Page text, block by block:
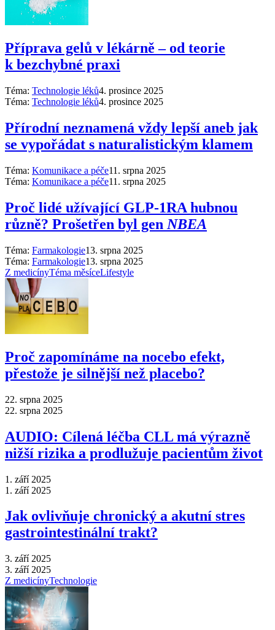
Příprava gelů v lékárně –⁠ od teorie
k bezchybné praxi
Téma: Technologie léků4. prosince 2025
Téma: Technologie léků4. prosince 2025
Přírodní neznamená vždy lepší aneb jak
se vypořádat s naturalistickým klamem
Téma: Komunikace a péče11. srpna 2025
Téma: Komunikace a péče11. srpna 2025
Proč lidé užívající GLP-1RA hubnou
různě? Prošetřen byl gen NBEA
Téma: Farmakologie13. srpna 2025
Téma: Farmakologie13. srpna 2025
Z medicínyTéma měsíceLifestyle
Proč zapomínáme na nocebo efekt,
přestože je silnější než placebo?
22. srpna 2025
22. srpna 2025
AUDIO: Cílená léčba CLL má výrazně
nižší rizika a prodlužuje pacientům život
1. září 2025
1. září 2025
Jak ovlivňuje chronický a akutní stres
gastrointestinální trakt?
3. září 2025
3. září 2025
Z medicínyTechnologie